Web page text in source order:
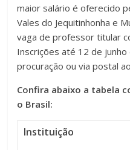
maior salário é oferecido
Vales do Jequitinhonha e
vaga de professor titular
Inscrições até 12 de
procuração ou via postal
Confira abaixo a tabela
o Brasil:
Instituição